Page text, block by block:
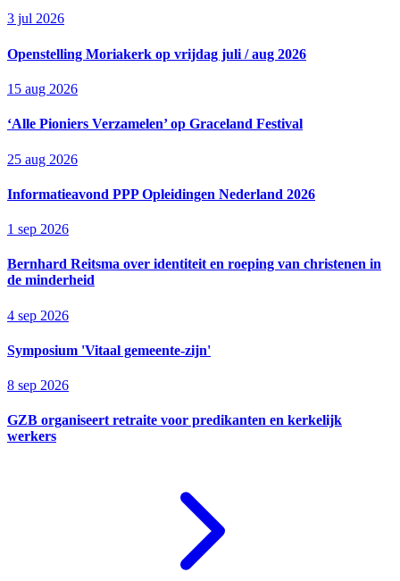
3 jul 2026
Openstelling Moriakerk op vrijdag juli / aug 2026
15 aug 2026
‘Alle Pioniers Verzamelen’ op Graceland Festival
25 aug 2026
Informatieavond PPP Opleidingen Nederland 2026
1 sep 2026
Bernhard Reitsma over identiteit en roeping van christenen in
de minderheid
4 sep 2026
Symposium 'Vitaal gemeente-zijn'
8 sep 2026
GZB organiseert retraite voor predikanten en kerkelijk
werkers